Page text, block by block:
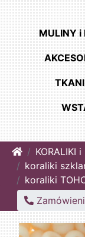
MULINY i
HomeKORALIKI i
koraliki
koraliki